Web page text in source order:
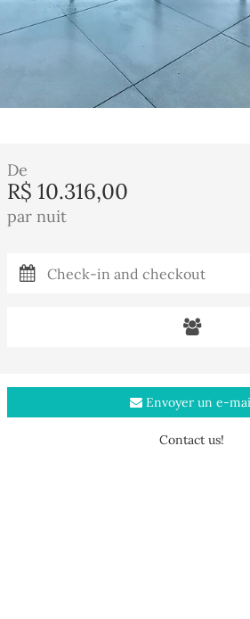
De
R$ 10.316,00
par nuit
Envoyer un e-
Contact us!